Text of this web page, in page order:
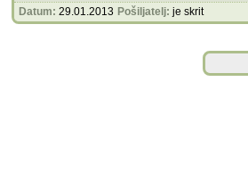
Datum: 29.01.2013 Pošiljatelj: je skrit